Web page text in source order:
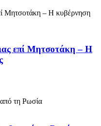
επί Μητσοτάκη – Η